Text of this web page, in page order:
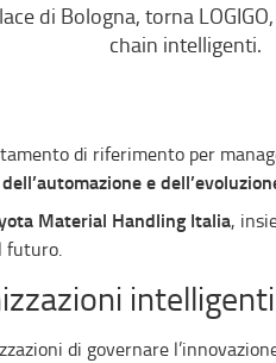
di Bologna, torna
chain intelligenti.
di riferimento per
e
Material Handling Italia,
futuro.
intelligenti
di governare